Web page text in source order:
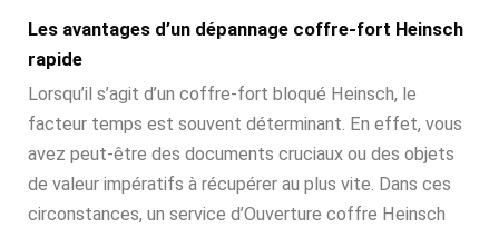
Les avantages d’un dépannage coffre-fort Heinsch
rapide
Lorsqu’il s’agit d’un coffre-fort bloqué Heinsch, le
facteur temps est souvent déterminant. En effet, vous
avez peut-être des documents cruciaux ou des objets
de valeur impératifs à récupérer au plus vite. Dans ces
circonstances, un service d’Ouverture coffre Heinsch